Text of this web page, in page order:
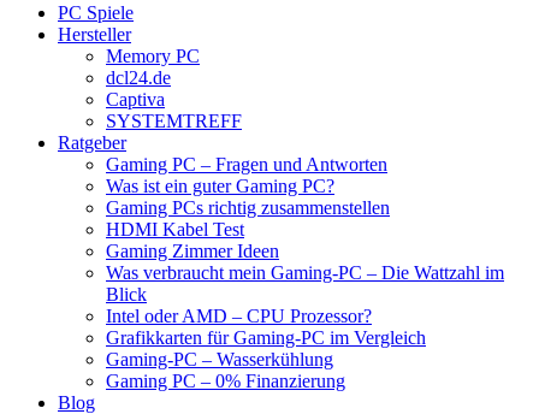
PC Spiele
Hersteller
Memory PC
dcl24.de
Captiva
SYSTEMTREFF
Ratgeber
Gaming PC – Fragen und Antworten
Was ist ein guter Gaming PC?
Gaming PCs richtig zusammenstellen
HDMI Kabel Test
Gaming Zimmer Ideen
Was verbraucht mein Gaming-PC – Die Wattzahl im
Blick
Intel oder AMD – CPU Prozessor?
Grafikkarten für Gaming-PC im Vergleich
Gaming-PC – Wasserkühlung
Gaming PC – 0% Finanzierung
Blog